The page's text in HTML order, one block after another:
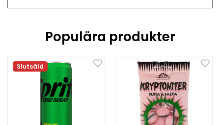
Populära produkter
Slutsåld